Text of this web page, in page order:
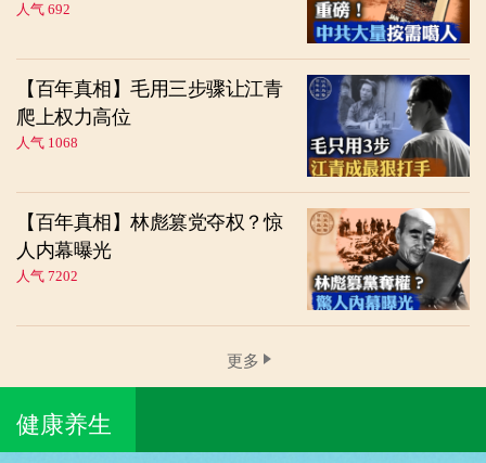
人气 692
【百年真相】毛用三步骤让江青
爬上权力高位
人气 1068
【百年真相】林彪篡党夺权？惊
人内幕曝光
人气 7202
更多
健康养生